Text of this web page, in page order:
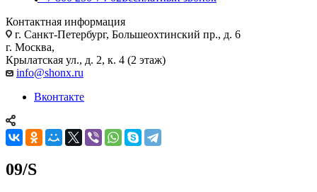
Контактная информация
г. Санкт-Петербург, Большеохтинский пр., д. 6
г. Москва,
Крылатская ул., д. 2, к. 4 (2 этаж)
info@shonx.ru
Вконтакте
09/S